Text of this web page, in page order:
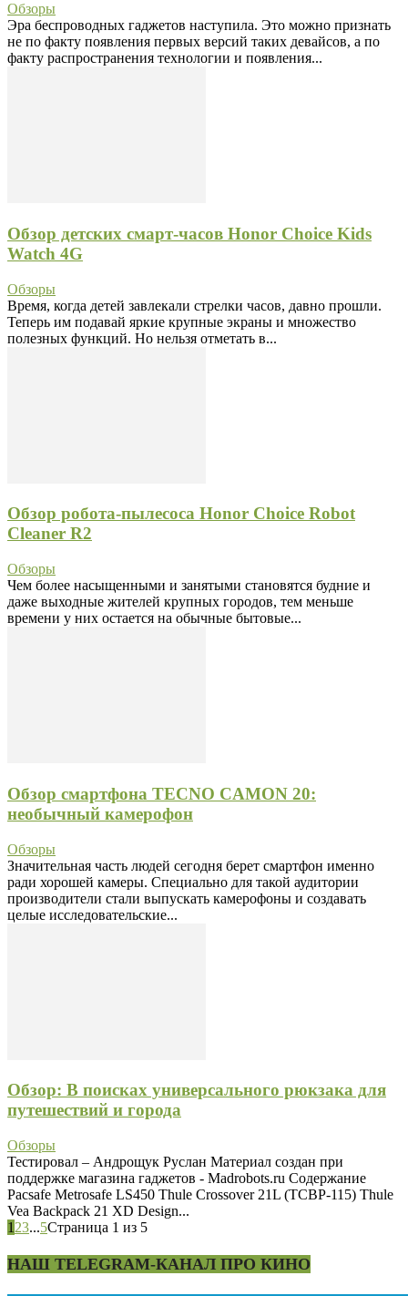
Обзоры
Эра беспроводных гаджетов наступила. Это можно признать
не по факту появления первых версий таких девайсов, а по
факту распространения технологии и появления...
Обзор детских смарт-часов Honor Choice Kids
Watch 4G
Обзоры
Время, когда детей завлекали стрелки часов, давно прошли.
Теперь им подавай яркие крупные экраны и множество
полезных функций. Но нельзя отметать в...
Обзор робота-пылесоса Honor Choice Robot
Cleaner R2
Обзоры
Чем более насыщенными и занятыми становятся будние и
даже выходные жителей крупных городов, тем меньше
времени у них остается на обычные бытовые...
Обзор смартфона TECNO CAMON 20:
необычный камерофон
Обзоры
Значительная часть людей сегодня берет смартфон именно
ради хорошей камеры. Специально для такой аудитории
производители стали выпускать камерофоны и создавать
целые исследовательские...
Обзор: В поисках универсального рюкзака для
путешествий и города
Обзоры
Тестировал – Андрощук Руслан Материал создан при
поддержке магазина гаджетов - Madrobots.ru Содержание
Pacsafe Metrosafe LS450 Thule Crossover 21L (TCBP-115) Thule
Vea Backpack 21 XD Design...
1 23...5Страница 1 из 5
НАШ TELEGRAM-КАНАЛ ПРО КИНО